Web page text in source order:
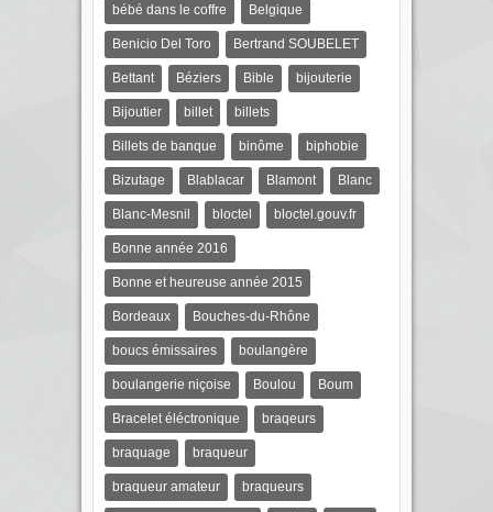
bébé dans le coffre Belgique
Benicio Del Toro Bertrand SOUBELET
Bettant Béziers Bible bijouterie
Bijoutier billet billets
Billets de banque binôme biphobie
Bizutage Blablacar Blamont Blanc
Blanc-Mesnil bloctel bloctel.gouv.fr
Bonne année 2016
Bonne et heureuse année 2015
Bordeaux Bouches-du-Rhône
boucs émissaires boulangère
boulangerie niçoise Boulou Boum
Bracelet éléctronique braqeurs
braquage braqueur
braqueur amateur braqueurs